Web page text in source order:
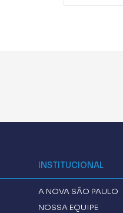
INSTITUCIONAL
A NOVA SÃO PAULO
NOSSA EQUIPE